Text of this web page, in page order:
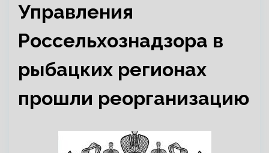
Управления
Россельхознадзора в
рыбацких регионах
прошли реорганизацию